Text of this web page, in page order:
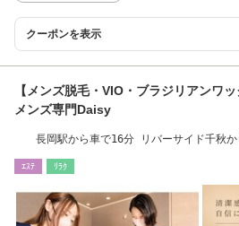
クーポンを表示
【メンズ脱毛・VIO・ブラジリアンワッ
メンズ専門Daisy
長岡駅から車で16分 リバーサイド千秋
ｴｽﾃ ﾘﾗｸ